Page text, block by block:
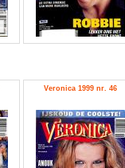
Veronica 1999 nr. 46